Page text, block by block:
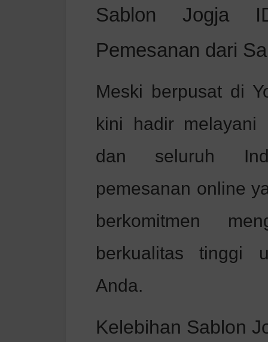
Sablon Jogja
Pemesanan dari
Meski berpusat di
kini hadir melayani
dan seluruh
pemesanan online
berkomitmen
berkualitas tinggi
Anda.
Kelebihan Sablon